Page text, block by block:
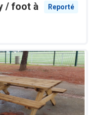
/ foot à
Reporté